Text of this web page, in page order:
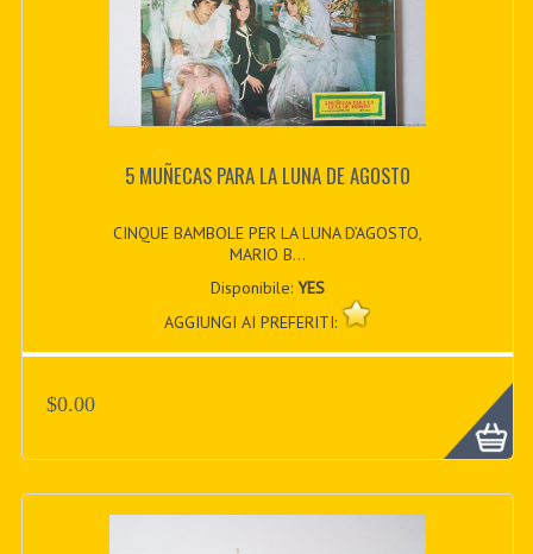
5 MUÑECAS PARA LA LUNA DE AGOSTO
CINQUE BAMBOLE PER LA LUNA D’AGOSTO,
MARIO B...
Disponibile: YES
AGGIUNGI AI PREFERITI:
$0.00